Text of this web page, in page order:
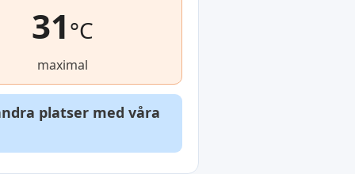
31°C
maximal
platser med våra